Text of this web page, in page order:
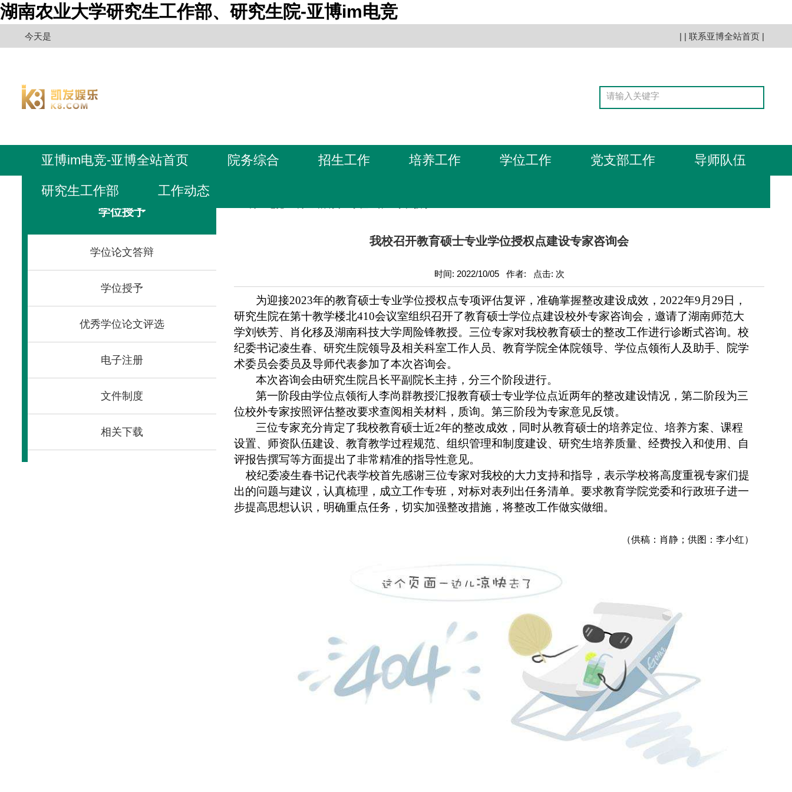
湖南农业大学研究生工作部、研究生院-亚博im电竞
今天是 | | 联系亚博全站首页 |
亚博im电竞-亚博全站首页 院务综合 招生工作 培养工作 学位工作 党支部工作 导师队伍
研究生工作部 工作动态
学位授予
学位论文答辩
学位授予
优秀学位论文评选
电子注册
文件制度
相关下载
我校召开教育硕士专业学位授权点建设专家咨询会
时间: 2022/10/05 作者: 点击: 次
为迎接2023年的教育硕士专业学位授权点专项评估复评， 准确掌握整改建设成效， 2022年9月29日，
研究生院在第十教学楼北410会议室组织召开了教育硕士学位点建设校外专家咨询会， 邀请了湖南师范大
学刘铁芳、肖化移及湖南科技大学周险锋教授。 三位专家对我校教育硕士的整改工作进行诊断式咨询。校
纪委书记凌生春、研究生院领导及相关科室工作人员、教育学院全体院领导、学位点领衔人及助手、院学
术委员会委员及导师代表参加了本次咨询会。
本次咨询会由研究生院吕长平副院长主持，分三个阶段进行。
第一阶段由学位点领衔人李尚群教授汇报教育硕士专业学位点近两年的整改建设情况，第二阶段为三
位校外专家按照评估整改要求查阅相关材料，质询。第三阶段为专家意见反馈。
三位专家充分肯定了我校教育硕士近2年的整改成效，同时从教育硕士的培养定位、培养方案、 课程
设置、 师资队伍建设、教育教学过程规范、组织管理和制度建设、研究生培养质量、经费投入和使用、自
评报告撰写等方面提出了非常精准的指导性意见。
校纪委凌生春书记代表学校首先感谢三位专家对我校的大力支持和指导，表示学校将高度重视专家们提
出的问题与建议 ，认真梳理，成立工作专班，对标对表列出任务清单。 要求教育学院党委和行政班子进一
步提高思想认识，明确重点任务，切实加强整改措施，将整改工作做实做细。
（供稿：肖静；供图：李小红）